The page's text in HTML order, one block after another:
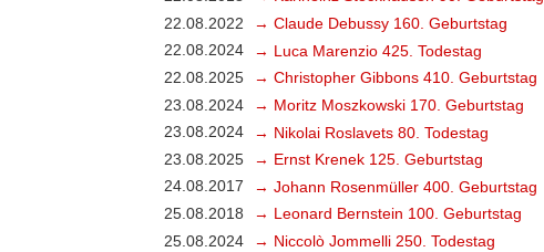
22.08.2022
→ Claude Debussy 160. Geburtstag
22.08.2024
→ Luca Marenzio 425. Todestag
22.08.2025
→ Christopher Gibbons 410. Geburtstag
23.08.2024
→ Moritz Moszkowski 170. Geburtstag
23.08.2024
→ Nikolai Roslavets 80. Todestag
23.08.2025
→ Ernst Krenek 125. Geburtstag
24.08.2017
→ Johann Rosenmüller 400. Geburtstag
25.08.2018
→ Leonard Bernstein 100. Geburtstag
25.08.2024
→ Niccolò Jommelli 250. Todestag